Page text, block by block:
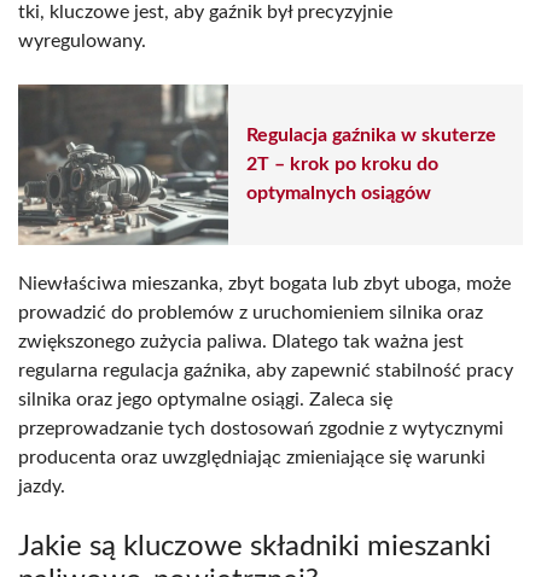
tki, kluczowe jest, aby gaźnik był precyzyjnie
wyregulowany.
Regulacja gaźnika w skuterze
2T – krok po kroku do
optymalnych osiągów
Niewłaściwa mieszanka, zbyt bogata lub zbyt uboga, może
prowadzić do problemów z uruchomieniem silnika oraz
zwiększonego zużycia paliwa. Dlatego tak ważna jest
regularna regulacja gaźnika, aby zapewnić stabilność pracy
silnika oraz jego optymalne osiągi. Zaleca się
przeprowadzanie tych dostosowań zgodnie z wytycznymi
producenta oraz uwzględniając zmieniające się warunki
jazdy.
Jakie są kluczowe składniki mieszanki